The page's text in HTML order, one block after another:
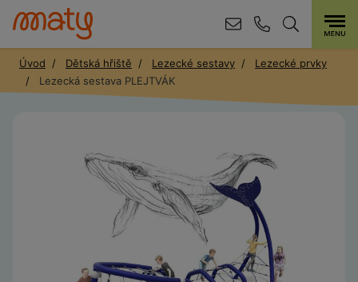
Úvod Dětská hřiště Lezecké sestavy
Lezecké prvky
Lezecká sestava PLEJTVÁK